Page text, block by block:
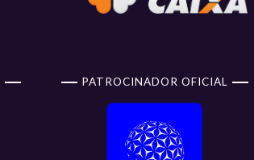
PATROCINADOR OFICIAL